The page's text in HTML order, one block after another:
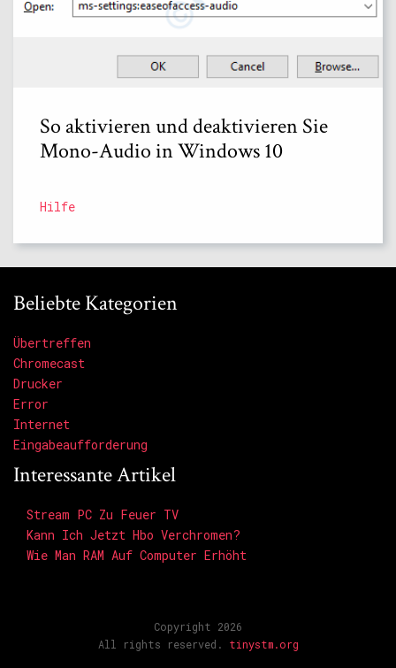
So aktivieren und deaktivieren Sie
Mono-Audio in Windows 10
Hilfe
Beliebte Kategorien
Übertreffen
Chromecast
Drucker
Error
Internet
Eingabeaufforderung
Interessante Artikel
Stream PC Zu Feuer TV
Kann Ich Jetzt Hbo Verchromen?
Wie Man RAM Auf Computer Erhöht
Copyright 2026
All rights reserved. tinystm.org